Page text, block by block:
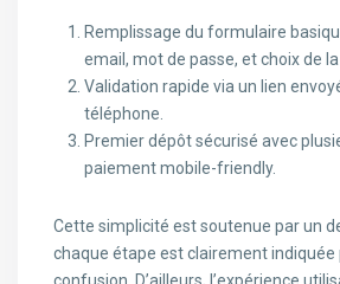
Remplissage du formulaire
email, mot de passe, et choix de la
Validation rapide via un lien
téléphone.
Premier dépôt sécurisé avec
paiement mobile-friendly.
Cette simplicité est soutenue par un
chaque étape est clairement